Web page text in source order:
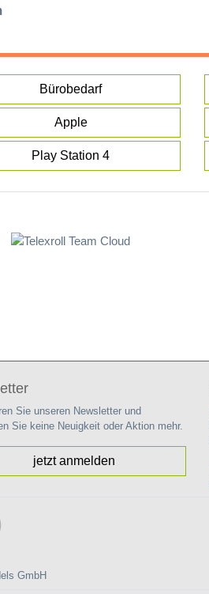
Bürobedarf
Apple
Play Station 4
Sie unseren Newsletter und
Sie keine Neuigkeit oder Aktion mehr.
jetzt anmelden
GmbH